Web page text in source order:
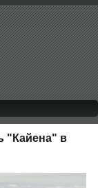
"Кайена" в